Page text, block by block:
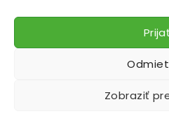
Zobraziť